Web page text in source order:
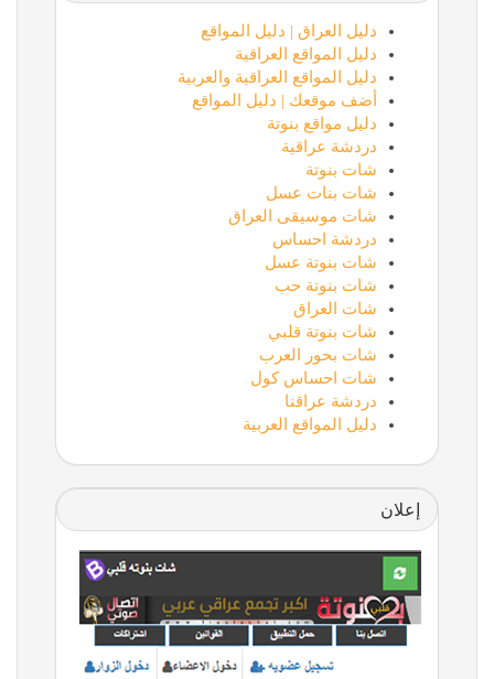
دليل العراق | دليل المواقع
دليل المواقع العراقية
دليل المواقع العراقية والعربية
أضف موقعك | دليل المواقع
دليل مواقع بنوتة
دردشة عراقية
شات بنوتة
شات بنات عسل
شات موسيقى العراق
دردشة احساس
شات بنوتة عسل
شات بنوتة حب
شات العراق
شات بنوتة قلبي
شات بحور العرب
شات احساس كول
دردشة عراقنا
دليل المواقع العربية
إعلان